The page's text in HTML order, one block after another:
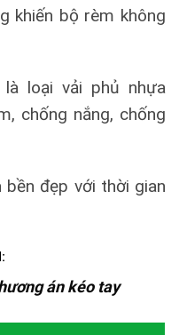
khiến bộ rèm không
loại vải phủ nhựa
chống nắng, chống
bền đẹp với thời gian
án kéo tay